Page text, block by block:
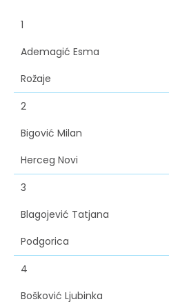
1
Ademagić Esma
Rožaje
2
Bigović Milan
Herceg Novi
3
Blagojević Tatjana
Podgorica
4
Bošković Ljubinka